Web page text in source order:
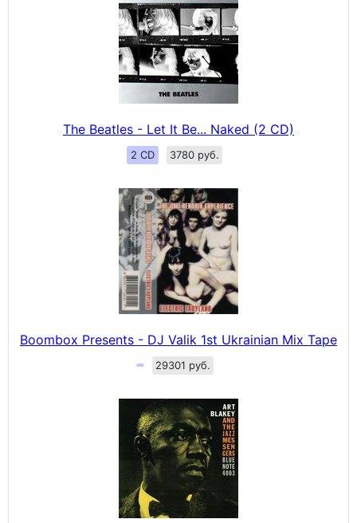
The Beatles - Let It Be... Naked (2 CD)
2 CD 3780 руб.
Boombox Presents - DJ Valik 1st Ukrainian Mix Tape
29301 руб.